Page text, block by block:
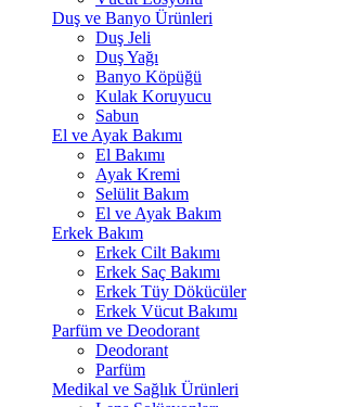
Duş ve Banyo Ürünleri
Duş Jeli
Duş Yağı
Banyo Köpüğü
Kulak Koruyucu
Sabun
El ve Ayak Bakımı
El Bakımı
Ayak Kremi
Selülit Bakım
El ve Ayak Bakım
Erkek Bakım
Erkek Cilt Bakımı
Erkek Saç Bakımı
Erkek Tüy Dökücüler
Erkek Vücut Bakımı
Parfüm ve Deodorant
Deodorant
Parfüm
Medikal ve Sağlık Ürünleri